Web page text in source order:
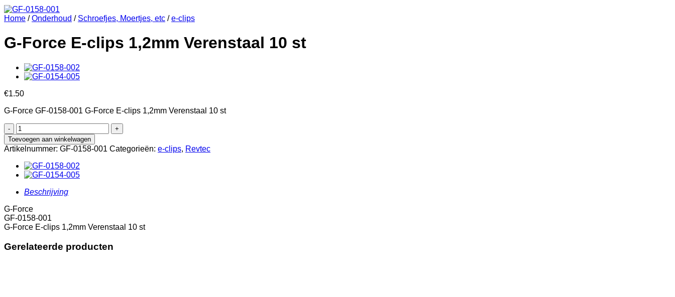
Home / Onderhoud / Schroefjes, Moertjes, etc / e-clips
G-Force E-clips 1,2mm Verenstaal 10 st
€1.50
G-Force GF-0158-001 G-Force E-clips 1,2mm Verenstaal 10 st
G-
Force
E-
clips
1,2mm
Verenstaal
10
st
Toevoegen aan winkelwagen
Artikelnummer: GF-0158-001 Categorieën: e-clips, Revtec
Beschrijving
G-Force
GF-0158-001
G-Force E-clips 1,2mm Verenstaal 10 st
Gerelateerde producten